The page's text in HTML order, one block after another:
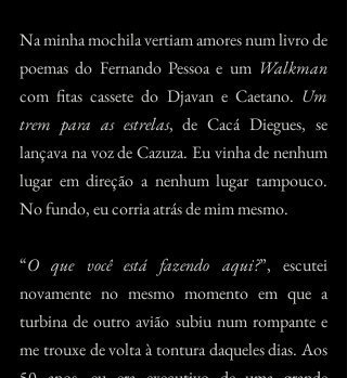
Na minha mochila vertiam amores num livro de
poemas do Fernando Pessoa e um
com fitas cassete do Djavan e Caetano. Um
trem para as estrelas, de Cacá Diegues, se
lançava na voz de Cazuza. Eu vinha de nenhum
lugar em direção a nenhum lugar tampouco.
No fundo, eu corria atrás de mim mesmo.
“O que você está fazendo aqui?”, escutei
novamente no mesmo momento em que a
turbina de outro avião subiu num rompante e
me trouxe de volta à tontura daqueles dias. Aos